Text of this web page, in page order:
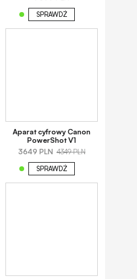
SPRAWDŹ
Aparat cyfrowy Canon
PowerShot V1
3649 PLN 4349 PLN
SPRAWDŹ